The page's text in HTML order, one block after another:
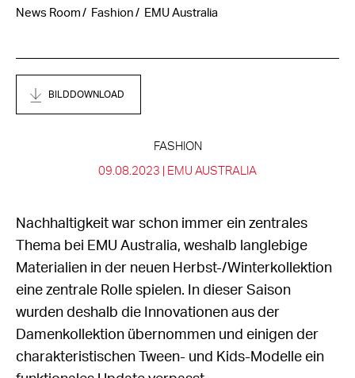
News Room Fashion EMU Australia
BILDDOWNLOAD
FASHION
09.08.2023 | EMU AUSTRALIA
Nachhaltigkeit war schon immer ein zentrales
Thema bei EMU Australia, weshalb langlebige
Materialien in der neuen Herbst-/Winterkollektion
eine zentrale Rolle spielen. In dieser Saison
wurden deshalb die Innovationen aus der
Damenkollektion übernommen und einigen der
charakteristischen Tween- und Kids-Modelle ein